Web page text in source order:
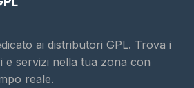
ai distributori GPL. Trova i
e servizi nella tua zona con
reale.